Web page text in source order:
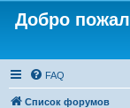
Добро
FAQ
Список форумов